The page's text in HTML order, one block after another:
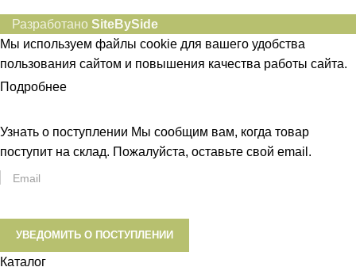
Разработано SiteBySide
Мы используем файлы cookie для вашего удобства
пользования сайтом и повышения качества работы сайта.
Подробнее
Узнать о поступлении Мы сообщим вам, когда товар
поступит на склад. Пожалуйста, оставьте свой email.
УВЕДОМИТЬ О ПОСТУПЛЕНИИ
Каталог